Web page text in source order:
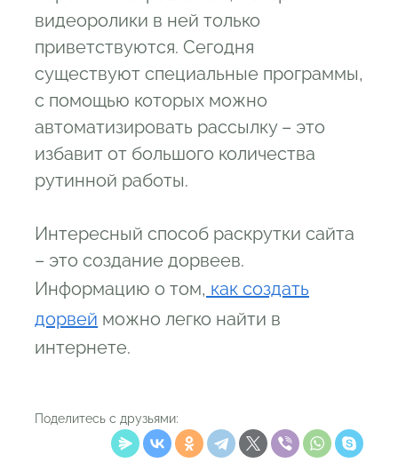
видеоролики в ней только
приветствуются. Сегодня
существуют специальные программы,
с помощью которых можно
автоматизировать рассылку – это
избавит от большого количества
рутинной работы.
Интересный способ раскрутки сайта
– это создание дорвеев.
Информацию о том, как создать
дорвей можно легко найти в
интернете.
Поделитесь с друзьями: